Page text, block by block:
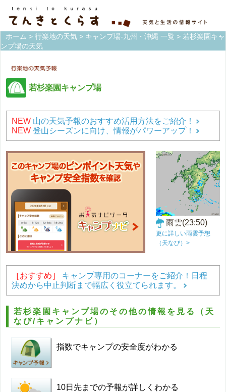
ホーム > 行楽地の天気 > キャンプ場-九州・沖縄 一覧 > 若杉楽園キャ
ンプ場の天気
若杉楽園キャンプ場
NEW 山の天気予報のおすすめ活用方法をご紹介！
NEW 登山シーズンに向け、情報がパワーアップ！
雨雲(23:50)
更に詳しい雨雲予想
（天なび）>
［おすすめ］
キャンプ専用のコーナーをご紹介！日程
決めから中止判断まで幅広く役立てられます。
若杉楽園キャンプ場のその他の情報を見る（天
なび/キャンプナビ）
指数でキャンプの安全度がわかる
10日先までの予報が詳しくわかる